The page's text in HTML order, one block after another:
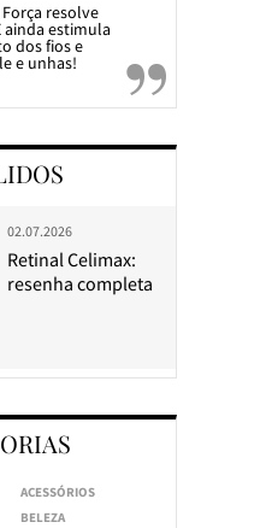
resolve
ainda estimula
dos fios e
e unhas!
02.07.2026
Retinal Celimax:
resenha completa
ACESSÓRIOS
BELEZA